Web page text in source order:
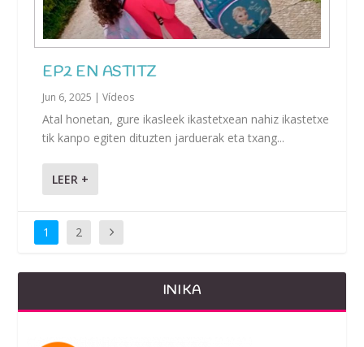
EP2 EN ASTITZ
Jun 6, 2025 |Vídeos
Atal honetan, gure ikasleek ikastetxean nahiz ikastetxe
tik kanpo egiten dituzten jarduerak eta txang...
LEER +
1 2
INIKA